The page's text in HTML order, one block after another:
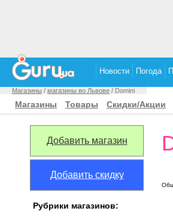
Новости Погода
Магазины / магазины во Львове / Domini
Магазины Товары Скидки/Акции
Добавить магазин
Добавить скидку
Рубрики магазинов: